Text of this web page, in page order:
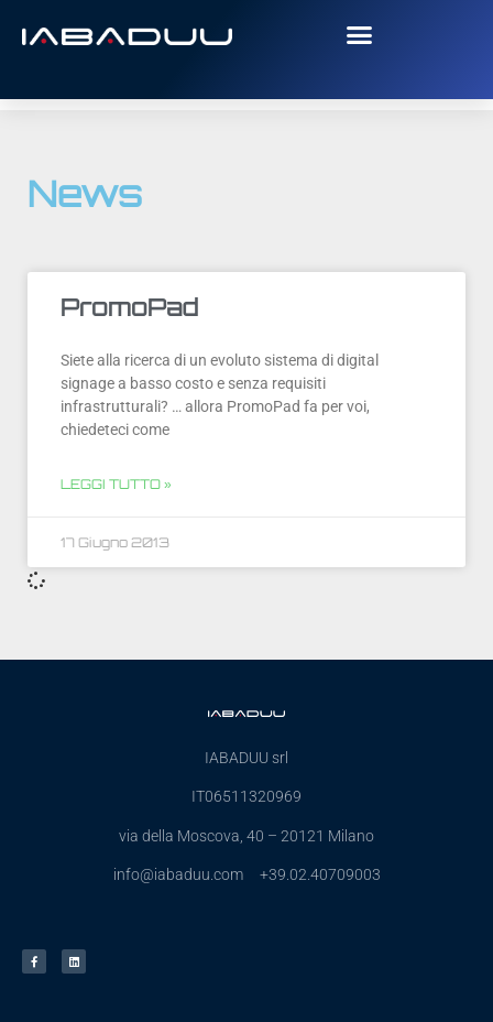
News
PromoPad
Siete alla ricerca di un evoluto sistema di digital
signage a basso costo e senza requisiti
infrastrutturali? … allora PromoPad fa per voi,
chiedeteci come
LEGGI TUTTO »
17 Giugno 2013
IABADUU srl
IT06511320969
via della Moscova, 40 – 20121 Milano
info@iabaduu.com +39.02.40709003